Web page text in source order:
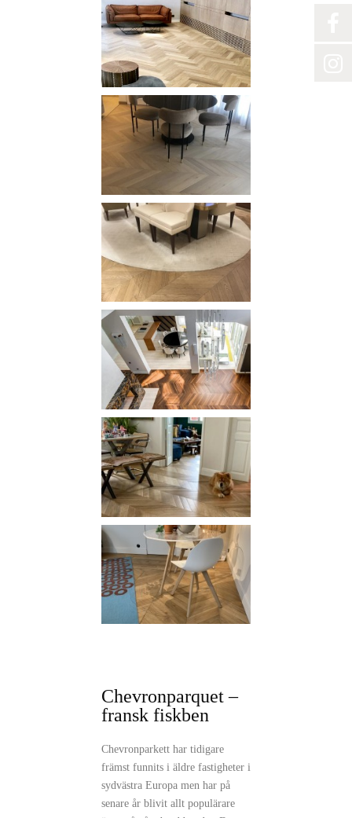
Chevronparquet –
fransk fiskben
Chevronparkett har tidigare
främst funnits i äldre fastigheter i
sydvästra Europa men har på
senare år blivit allt populärare